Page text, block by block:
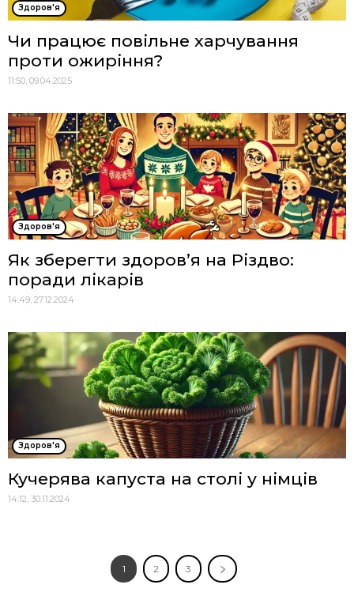
Здоров'я
Чи працює повільне харчування
проти ожиріння?
11:50, 09.04.2025
Здоров'я
Як зберегти здоров’я на Різдво:
поради лікарів
14:49, 27.12.2024
Здоров'я
Кучерява капуста на столі у німців
14:12, 30.11.2024
1 2 3